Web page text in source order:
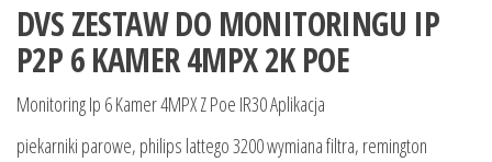
DVS ZESTAW DO MONITORINGU IP
P2P 6 KAMER 4MPX 2K POE
Monitoring Ip 6 Kamer 4MPX Z Poe IR30 Aplikacja
piekarniki parowe, philips lattego 3200 wymiana filtra, remington